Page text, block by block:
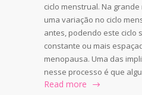
ciclo menstrual. Na
uma variação no ciclo
antes, podendo este ciclo
constante ou mais
menopausa. Uma das
nesse processo é que
Read more